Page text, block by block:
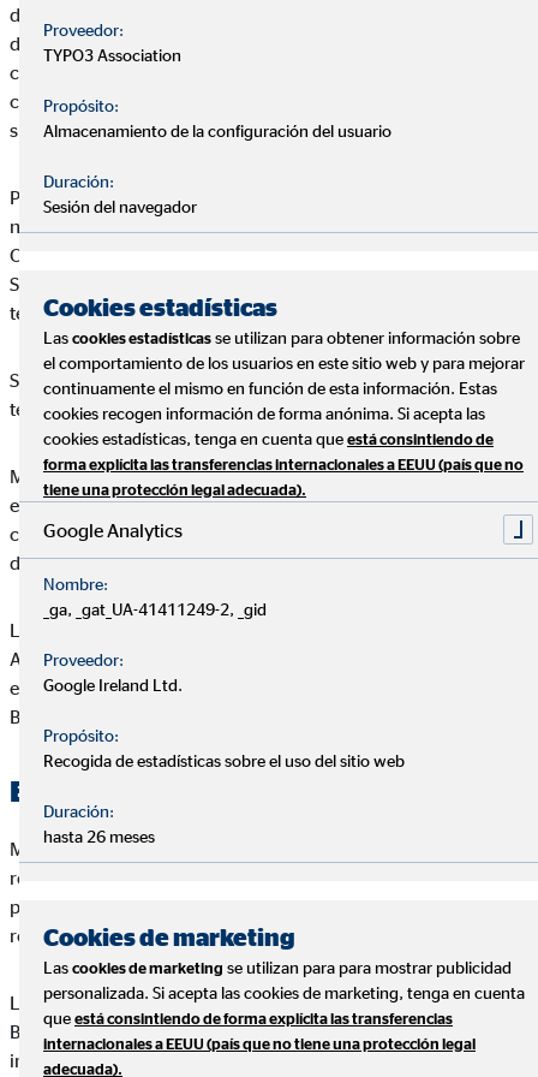
de que el acceso y uso de la página y todos los subdominios y
directorios incluidos bajo la misma (en adelante,
conjuntamente denominados como el “Web de OVB”), así
como los servicios que a través de él se puedan obtener, están
sujetos a los términos que se detallan en este Aviso Legal.
Por ello, si las consideraciones detalladas en este Aviso Legal
no son de su conformidad, rogamos no haga uso del Portal de
OVB, ya que cualquier uso que haga del mismo o de los
Servicios en él incluidos implicará la aceptación de los
términos legales recogidos en este texto.
Servicios en él incluidos implicará la aceptación de los
términos legales recogidos en este texto.
Miguel Ochoa Belloso se reserva el derecho a realizar cambios
en el Web de sin previo aviso, con el objeto de actualizar,
corregir, modificar, añadir o eliminar los contenidos del Web
de Miguel Ochoa Belloso o de su diseño.
Las condiciones y términos que se recogen en el presente
Aviso Legal pueden variar, por lo que le invitamos a que revise
estos términos cuando visite de nuevo el Web de Miguel Ochoa
Belloso.
Exclusión de responsabilidad
Miguel Ochoa Belloso excluye sin reservas toda
responsabilidad por pérdidas o daños de cualquier tipo, ya sea
por daños directos, indirectos o resultantes, que puedan
resultar del uso o del acceso al Web de Miguel Ochoa Belloso.
Las informaciones publicadas en el Web de Miguel Ochoa
Belloso no constituyen ninguna recomendación, oferta o
invitación para adquirir o vender seguros o instrumentos de
Proveedor:
TYPO3 Association
Propósito:
Almacenamiento de la configuración del usuario
Duración:
Sesión del navegador
Cookies estadísticas
Las cookies estadísticas se utilizan para obtener información sobre
el comportamiento de los usuarios en este sitio web y para mejorar
continuamente el mismo en función de esta información. Estas
cookies recogen información de forma anónima. Si acepta las
cookies estadísticas, tenga en cuenta que está consintiendo de
forma explícita las transferencias internacionales a EEUU (país que no
tiene una protección legal adecuada).
Google Analytics
Nombre:
_ga, _gat_UA-41411249-2, _gid
Proveedor:
Google Ireland Ltd.
Propósito:
Recogida de estadísticas sobre el uso del sitio web
Duración:
hasta 26 meses
Cookies de marketing
Las cookies de marketing se utilizan para para mostrar publicidad
personalizada. Si acepta las cookies de marketing, tenga en cuenta
que está consintiendo de forma explícita las transferencias
internacionales a EEUU (país que no tiene una protección legal
adecuada).